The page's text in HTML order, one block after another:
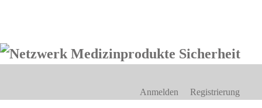
Anmelden Registrierung